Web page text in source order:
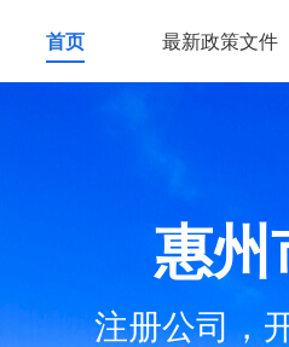
首页 最新政策文件
惠州
注册公司，